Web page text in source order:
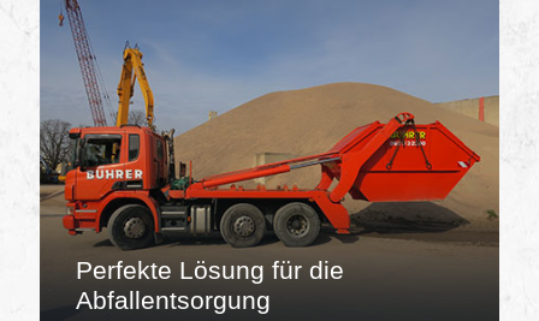
Perfekte Lösung für die
Abfallentsorgung